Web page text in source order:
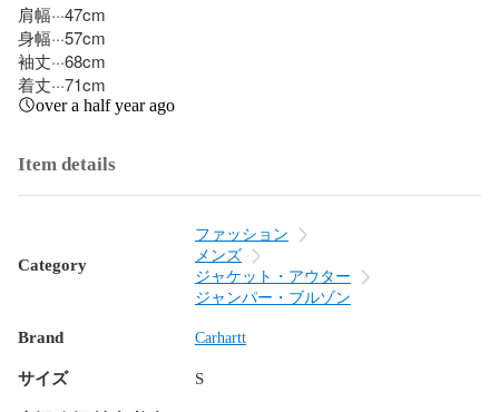
肩幅···47cm
身幅···57cm
袖丈···68cm
着丈···71cm
over a half year ago
Item details
Category
ファッション
メンズ
ジャケット・アウター
ジャンパー・ブルゾン
Brand Carhartt
サイズ S